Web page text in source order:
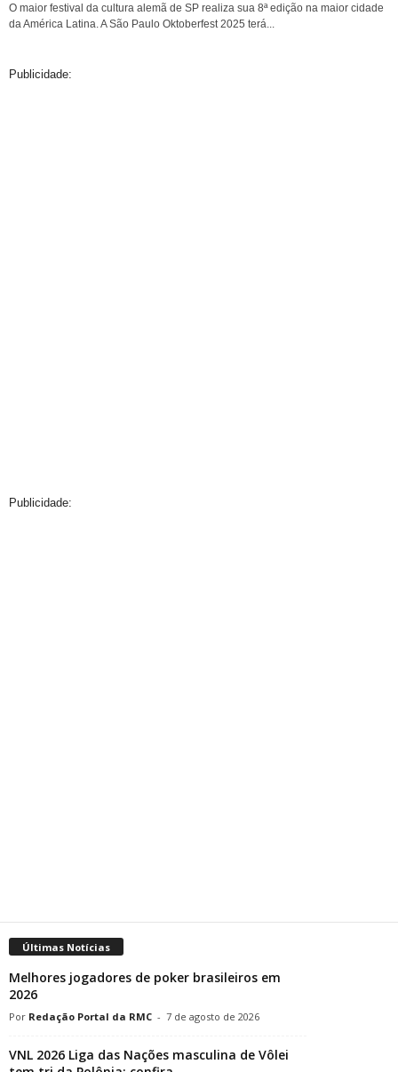
O maior festival da cultura alemã de SP realiza sua 8ª edição na maior cidade
da América Latina. A São Paulo Oktoberfest 2025 terá...
Publicidade:
Publicidade:
Últimas Notícias
Melhores jogadores de poker brasileiros em
2026
Redação Portal da RMC - 7 de agosto de 2026
VNL 2026 Liga das Nações masculina de Vôlei